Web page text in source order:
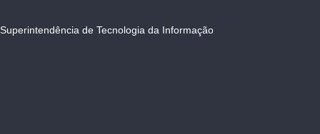
Superintendência de Tecnologia da Informação